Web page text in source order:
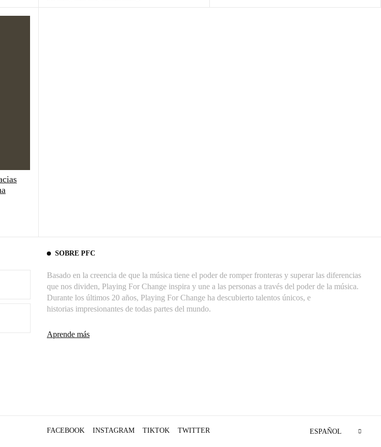
SOBRE PFC
Basado en la creencia de que la música tiene el poder de romper fronteras y superar las diferencias
que nos dividen, Playing For Change inspira y une a las personas a través del poder de la música.
Durante los últimos 20 años, Playing For Change ha descubierto talentos únicos, e
historias impresionantes de todas partes del mundo.
Aprende más
FACEBOOK INSTAGRAM TIKTOK TWITTER ESPAÑOL